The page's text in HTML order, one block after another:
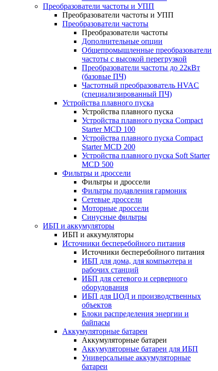
Преобразователи частоты и УПП
Преобразователи частоты и УПП
Преобразователи частоты
Преобразователи частоты
Дополнительные опции
Общепромышленные преобразователи
частоты с высокой перегрузкой
Преобразователи частоты до 22кВт
(базовые ПЧ)
Частотный преобразователь HVAC
(специализированный ПЧ)
Устройства плавного пуска
Устройства плавного пуска
Устройства плавного пуска Compact
Starter MCD 100
Устройства плавного пуска Compact
Starter MCD 200
Устройства плавного пуска Soft Starter
MCD 500
Фильтры и дроссели
Фильтры и дроссели
Фильтры подавления гармоник
Сетевые дроссели
Моторные дроссели
Синусные фильтры
ИБП и аккумуляторы
ИБП и аккумуляторы
Источники бесперебойного питания
Источники бесперебойного питания
ИБП для дома, для компьютера и
рабочих станций
ИБП для сетевого и серверного
оборудования
ИБП для ЦОД и производственных
объектов
Блоки распределения энергии и
байпасы
Аккумуляторные батареи
Аккумуляторные батареи
Аккумуляторные батареи для ИБП
Универсальные аккумуляторные
батареи